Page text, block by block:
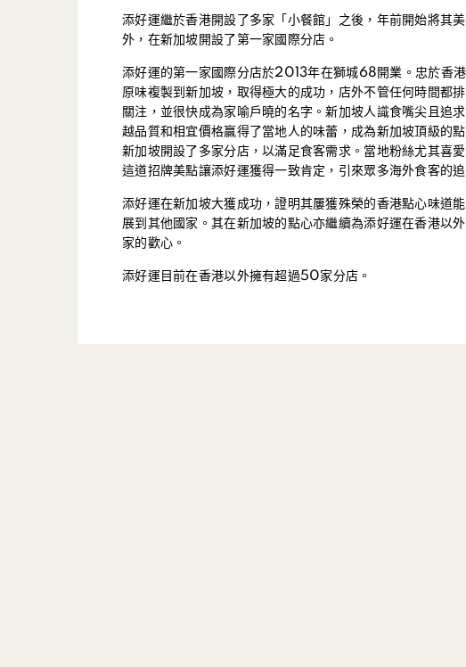
添好運繼於香港開設了多家「小餐館」之後，年前開始將其
外，在新加坡開設了第一家國際分店。
添好運的第一家國際分店於2013年在獅城68開業。忠於香
原味複製到新加坡，取得極大的成功，店外不管任何時間都
關注，並很快成為家喻戶曉的名字。新加坡人識食嘴尖且追
越品質和相宜價格贏得了當地人的味蕾，成為新加坡頂級的
新加坡開設了多家分店，以滿足食客需求。當地粉絲尤其喜
這道招牌美點讓添好運獲得一致肯定，引來眾多海外食客的追
添好運在新加坡大獲成功，證明其屢獲殊榮的香港點心味道
展到其他國家。其在新加坡的點心亦繼續為添好運在香港以
家的歡心。
添好運目前在香港以外擁有超過50家分店。